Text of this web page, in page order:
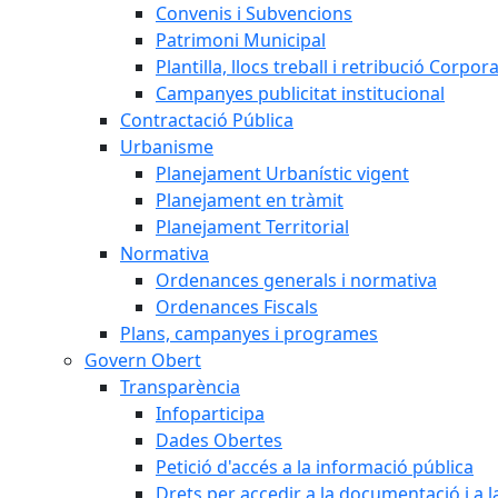
Convenis i Subvencions
Patrimoni Municipal
Plantilla, llocs treball i retribució
Campanyes publicitat institucional
Contractació Pública
Urbanisme
Planejament Urbanístic vigent
Planejament en tràmit
Planejament Territorial
Normativa
Ordenances generals i normativa
Ordenances Fiscals
Plans, campanyes i programes
Govern Obert
Transparència
Infoparticipa
Dades Obertes
Petició d'accés a la informació pública